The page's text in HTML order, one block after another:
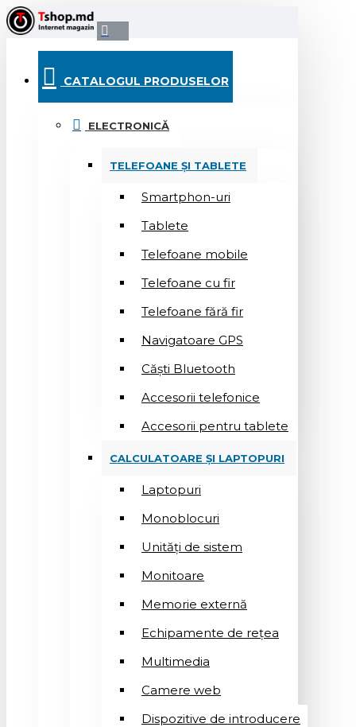
CATALOGUL PRODUSELOR
ELECTRONICĂ
TELEFOANE ȘI TABLETE
Smartphon-uri
Tablete
Telefoane mobile
Telefoane cu fir
Telefoane fără fir
Navigatoare GPS
Căști Bluetooth
Accesorii telefonice
Accesorii pentru tablete
CALCULATOARE ȘI LAPTOPURI
Laptopuri
Monoblocuri
Unități de sistem
Monitoare
Memorie externă
Echipamente de rețea
Multimedia
Camere web
Dispozitive de introducere